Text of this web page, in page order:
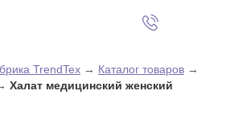
TrendTex → Каталог товаров →
Халат медицинский женский